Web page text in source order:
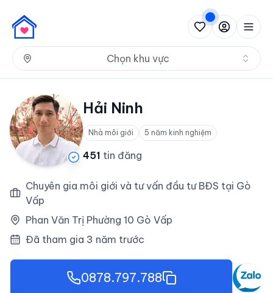
Chọn khu vực
Hải Ninh
Nhà môi giới 5 năm kinh nghiệm
451 tin đăng
Chuyên gia môi giới và tư vấn đầu tư BĐS tại Gò
Vấp
Phan Văn Trị Phường 10 Gò Vấp
Đã tham gia 3 năm trước
0878.797.788